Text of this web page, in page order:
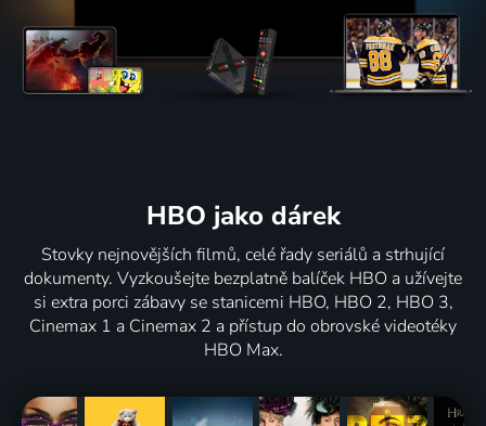
HBO jako dárek
Stovky nejnovějších filmů, celé řady seriálů a strhující
dokumenty. Vyzkoušejte bezplatně balíček HBO a užívejte
si extra porci zábavy se stanicemi HBO, HBO 2, HBO 3,
Cinemax 1 a Cinemax 2 a přístup do obrovské videotéky
HBO Max.